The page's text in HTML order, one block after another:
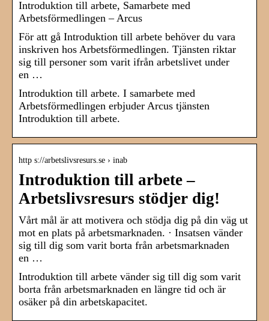
Introduktion till arbete, Samarbete med
Arbetsförmedlingen – Arcus
För att gå Introduktion till arbete behöver du vara
inskriven hos Arbetsförmedlingen. Tjänsten riktar
sig till personer som varit ifrån arbetslivet under
en …
Introduktion till arbete. I samarbete med
Arbetsförmedlingen erbjuder Arcus tjänsten
Introduktion till arbete.
http s://arbetslivsresurs.se › inab
Introduktion till arbete –
Arbetslivsresurs stödjer dig!
Vårt mål är att motivera och stödja dig på din väg ut
mot en plats på arbetsmarknaden. · Insatsen vänder
sig till dig som varit borta från arbetsmarknaden
en …
Introduktion till arbete vänder sig till dig som varit
borta från arbetsmarknaden en längre tid och är
osäker på din arbetskapacitet.